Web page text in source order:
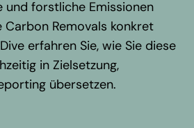
forstliche Emissionen
Removals konkret
erfahren Sie, wie Sie diese
in Zielsetzung,
übersetzen.